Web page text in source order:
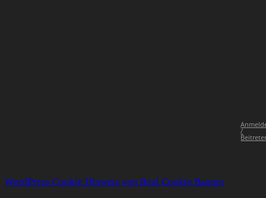
/
WordPress Cookie Hinweis von Real Cookie Banner